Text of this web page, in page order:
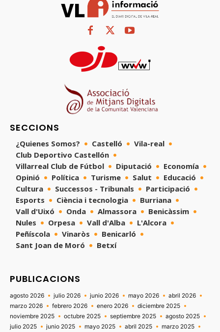
SECCIONS
¿Quienes Somos? Castelló
Vila-real
Club Deportivo Castellón
Villarreal Club de Fútbol
Diputació
Economía
Opinió
Política Turisme Salut
Educació
Cultura
Successos - Tribunals
Participació
Esports
Ciència i tecnologia
Burriana
Vall d'Uixó
Onda Almassora
Benicàssim
Nules
Orpesa Vall d'Alba
L'Alcora
Peñíscola
Vinaròs
Benicarló
Sant Joan de Moró
Betxí
PUBLICACIONS
agosto 2026 julio 2026 junio 2026 mayo 2026
abril 2026
marzo 2026
febrero 2026 enero 2026
diciembre 2025
noviembre 2025
octubre 2025 septiembre 2025
agosto 2025
julio 2025
junio 2025 mayo 2025 abril 2025
marzo 2025